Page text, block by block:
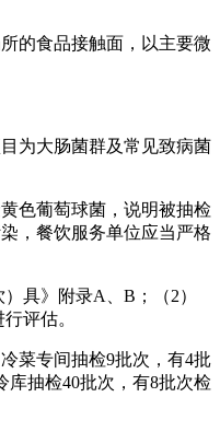
的食品接触面，以主要微
为大肠菌群及常见致病菌
色葡萄球菌，说明被抽检
，餐饮服务单位应当严格
具》附录A、B；（2）
评估。
菜专间抽检9批次，有4批
库抽检40批次，有8批次检